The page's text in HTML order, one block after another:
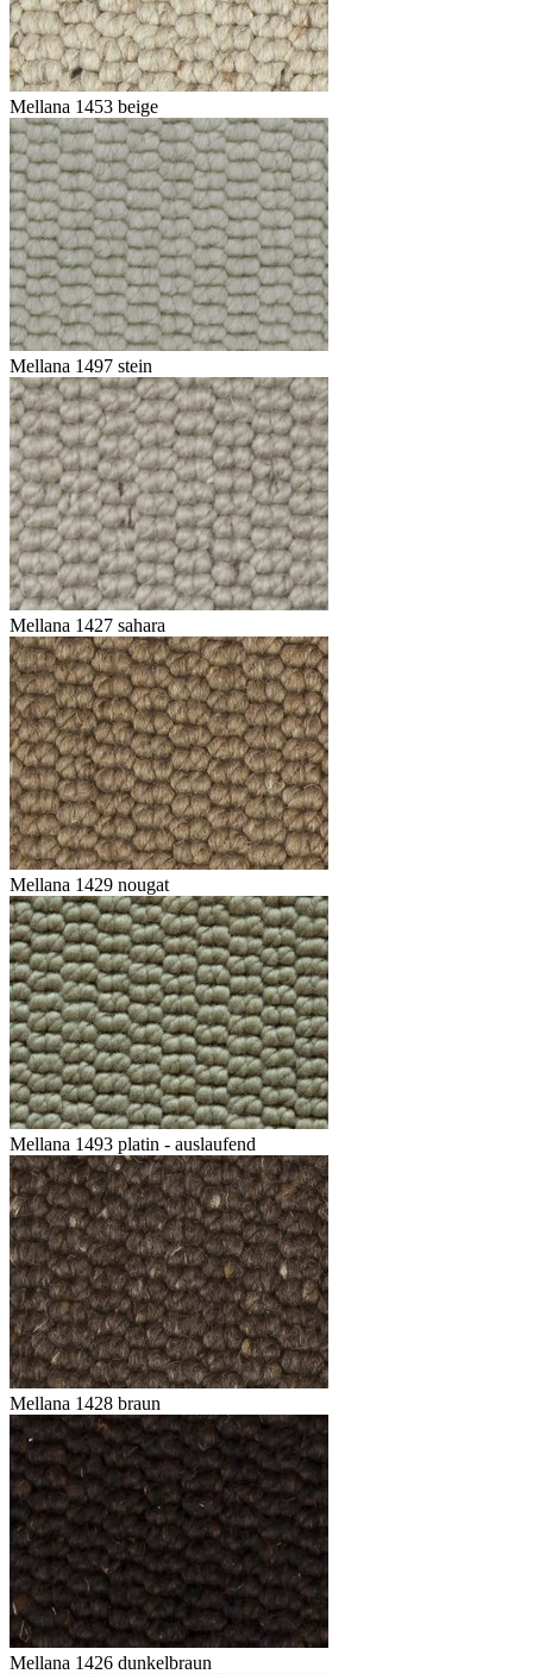
Mellana 1453 beige
Mellana 1497 stein
Mellana 1427 sahara
Mellana 1429 nougat
Mellana 1493 platin - auslaufend
Mellana 1428 braun
Mellana 1426 dunkelbraun